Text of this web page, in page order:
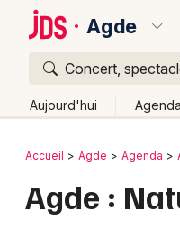
Agde
Concert,
Aujourd'hui Agenda
Publier un
Bordeaux
Retour
Accueil Agde Agenda
Agde :
Quoi ?
Où ?
Partout
Près de moi